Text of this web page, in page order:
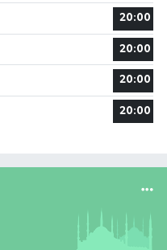
20:00
20:00
20:00
20:00